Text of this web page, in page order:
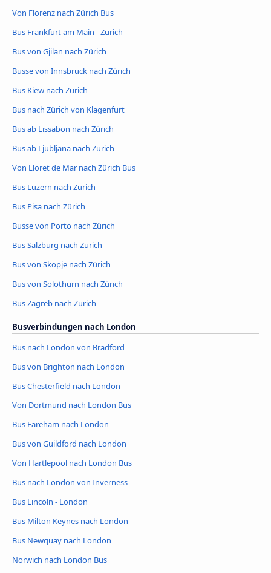
Von Florenz nach Zürich Bus
Bus Frankfurt am Main - Zürich
Bus von Gjilan nach Zürich
Busse von Innsbruck nach Zürich
Bus Kiew nach Zürich
Bus nach Zürich von Klagenfurt
Bus ab Lissabon nach Zürich
Bus ab Ljubljana nach Zürich
Von Lloret de Mar nach Zürich Bus
Bus Luzern nach Zürich
Bus Pisa nach Zürich
Busse von Porto nach Zürich
Bus Salzburg nach Zürich
Bus von Skopje nach Zürich
Bus von Solothurn nach Zürich
Bus Zagreb nach Zürich
Busverbindungen nach London
Bus nach London von Bradford
Bus von Brighton nach London
Bus Chesterfield nach London
Von Dortmund nach London Bus
Bus Fareham nach London
Bus von Guildford nach London
Von Hartlepool nach London Bus
Bus nach London von Inverness
Bus Lincoln - London
Bus Milton Keynes nach London
Bus Newquay nach London
Norwich nach London Bus